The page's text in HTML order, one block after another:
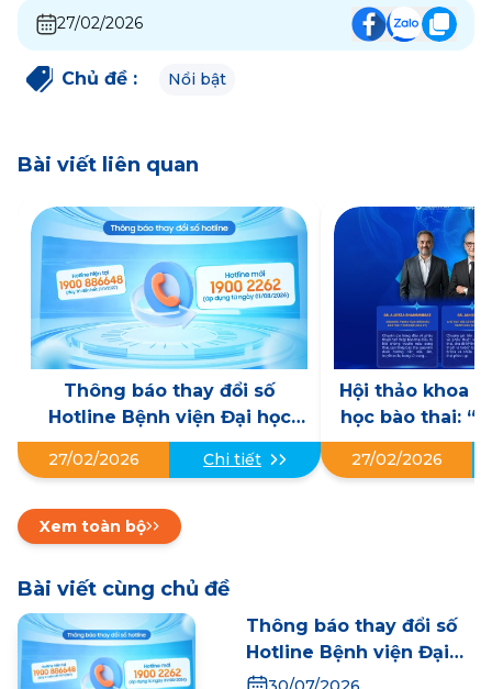
27/02/2026
Chủ đề : Nổi bật
Bài viết liên quan
Thông báo thay đổi số
Hotline Bệnh viện Đại học
Phenikaa
27/02/2026 Chi tiết
Hội thảo khoa
học bào thai:
trước sinh đến
thai đa
27/02/2026
Xem toàn bộ
Bài viết cùng chủ đề
Thông báo thay đổi số
Hotline Bệnh viện Đại
học Phenikaa